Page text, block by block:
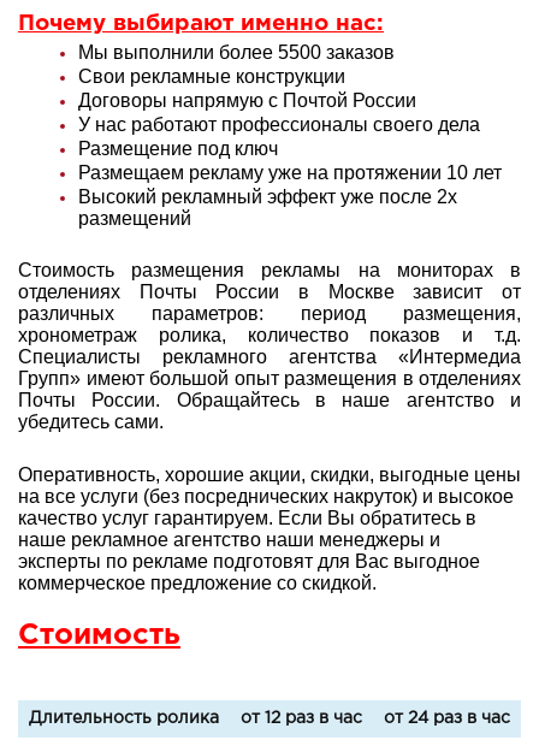
Почему выбирают именно нас:
Мы выполнили более 5500 заказов
Свои рекламные конструкции
Договоры напрямую с Почтой России
У нас работают профессионалы своего дела
Размещение под ключ
Размещаем рекламу уже на протяжении 10 лет
Высокий рекламный эффект уже после 2х
размещений
Стоимость размещения рекламы на мониторах в
отделениях Почты России в Москве зависит от
различных параметров: период размещения,
хронометраж ролика, количество показов и т.д.
Специалисты рекламного агентства «Интермедиа
Групп» имеют большой опыт размещения в отделениях
Почты России. Обращайтесь в наше агентство и
убедитесь сами.
Оперативность, хорошие акции, скидки, выгодные цены
на все услуги (без посреднических накруток) и высокое
качество услуг гарантируем. Если Вы обратитесь в
наше рекламное агентство наши менеджеры и
эксперты по рекламе подготовят для Вас выгодное
коммерческое предложение со скидкой.
Стоимость
Длительность ролика от 12 раз в час от 24 раз в час